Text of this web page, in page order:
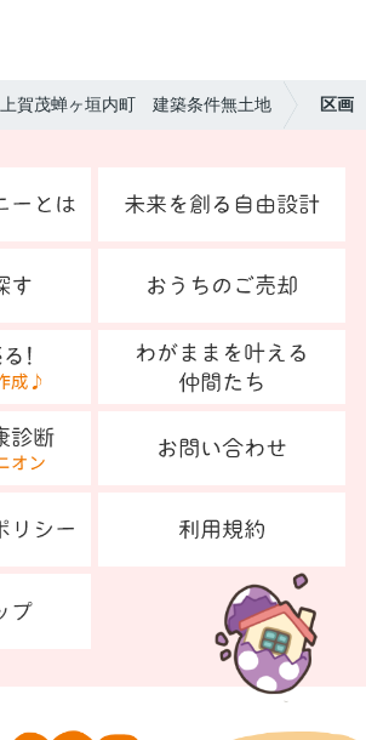
上賀茂蝉ヶ垣内町 建築条件無土地 区画